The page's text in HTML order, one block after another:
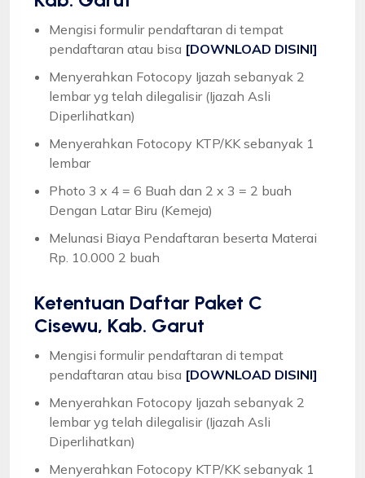
Mengisi formulir pendaftaran di tempat
pendaftaran atau bisa [DOWNLOAD DISINI]
Menyerahkan Fotocopy Ijazah sebanyak 2
lembar yg telah dilegalisir (Ijazah Asli
Diperlihatkan)
Menyerahkan Fotocopy KTP/KK sebanyak 1
lembar
Photo 3 x 4 = 6 Buah dan 2 x 3 = 2 buah
Dengan Latar Biru (Kemeja)
Melunasi Biaya Pendaftaran beserta Materai
Rp. 10.000 2 buah
Ketentuan Daftar Paket C
Cisewu, Kab. Garut
Mengisi formulir pendaftaran di tempat
pendaftaran atau bisa [DOWNLOAD DISINI]
Menyerahkan Fotocopy Ijazah sebanyak 2
lembar yg telah dilegalisir (Ijazah Asli
Diperlihatkan)
Menyerahkan Fotocopy KTP/KK sebanyak 1